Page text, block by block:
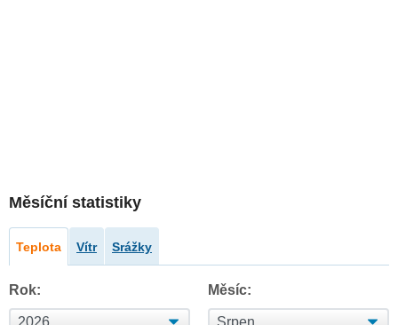
Měsíční statistiky
Teplota Vítr Srážky
Rok: Měsíc: